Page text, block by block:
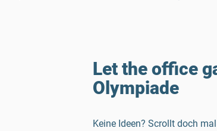
Let the office
Olympiade
Keine Ideen? Scrollt doch